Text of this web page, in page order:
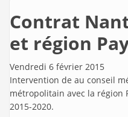
Contrat
et région
Vendredi 6 février 2015
Intervention de au conseil
métropolitain avec la région
2015-2020.